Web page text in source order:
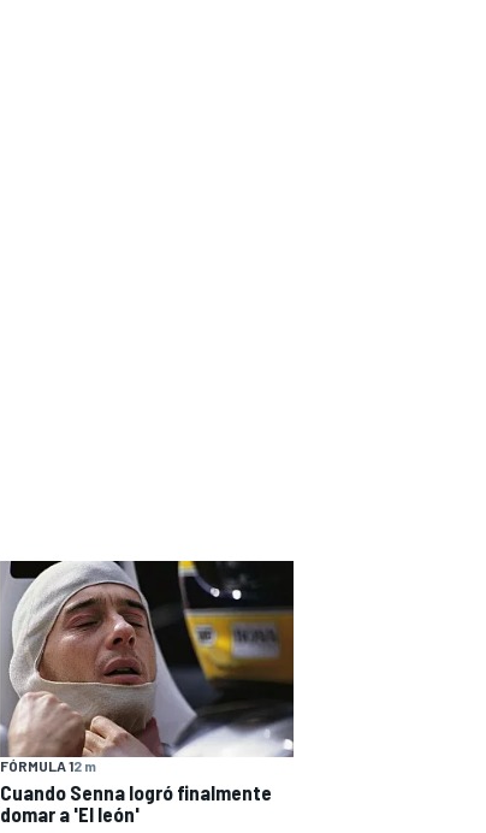
FÓRMULA 12 m
Cuando Senna logró finalmente
domar a 'El león'